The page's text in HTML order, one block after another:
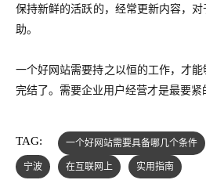
保持新鲜的活跃的，经常更新内容，
助。
一个好网站需要持之以恒的工作，才
完结了。需要企业用户经营才是最要紧
TAG: 一个好网站需要具备哪几个条件
宁波
在互联网上 实用指南